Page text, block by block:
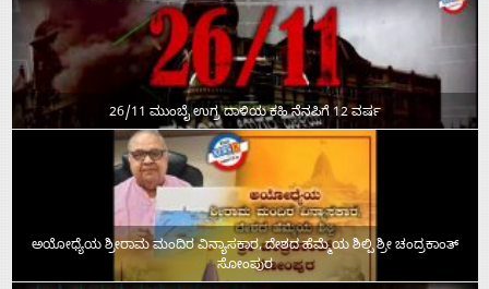
26/11 ಮುಂಬೈ ಉಗ್ರ ದಾಳಿಯ ಕಹಿ ನೆನಪಿಗೆ 12 ವರ್ಷ
ಅಯೋಧ್ಯೆಯ ಶ್ರೀರಾಮ ಮಂದಿರ ವಿನ್ಯಾಸಕಾರ, ದೇಶದ ಹೆಮ್ಮೆಯ ಶಿಲ್ಪಿ ಶ್ರೀ ಚಂದ್ರಕಾಂತ್‌
ಸೋಂಪುರ